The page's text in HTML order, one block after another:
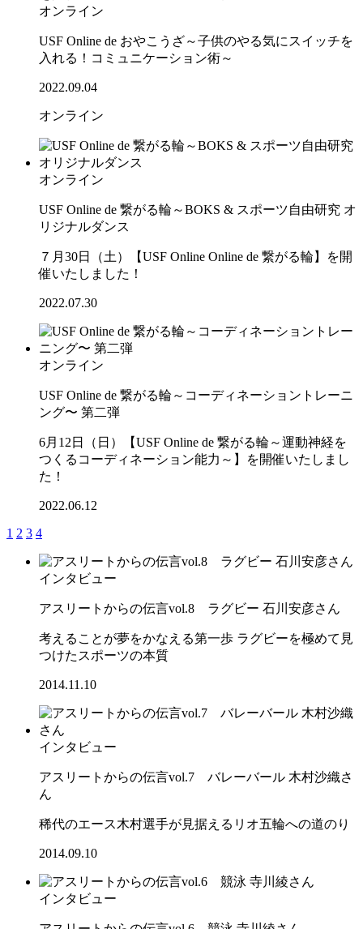
オンライン
USF Online de おやこうざ～子供のやる気にスイッチを
入れる！コミュニケーション術～
2022.09.04
オンライン
オンライン
USF Online de 繋がる輪～BOKS & スポーツ自由研究 オ
リジナルダンス
７月30日（土）【USF Online Online de 繋がる輪】を開
催いたしました！
2022.07.30
オンライン
USF Online de 繋がる輪～コーディネーショントレーニ
ング〜 第二弾
6月12日（日）【USF Online de 繋がる輪～運動神経を
つくるコーディネーション能力～】を開催いたしまし
た！
2022.06.12
1 2 3 4
インタビュー
アスリートからの伝言vol.8 ラグビー 石川安彦さん
考えることが夢をかなえる第一歩 ラグビーを極めて見
つけたスポーツの本質
2014.11.10
インタビュー
アスリートからの伝言vol.7 バレーバール 木村沙織さ
ん
稀代のエース木村選手が見据えるリオ五輪への道のり
2014.09.10
インタビュー